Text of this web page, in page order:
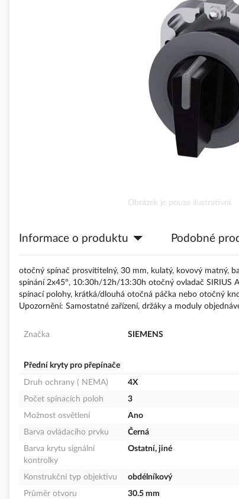
galerie
Obrázek je pouze ilustrativní.
Informace o produktu Podobné
otočný spínač prosvítitelný, 30 mm, kulatý, kovový matný,
spínání 2x45°, 10:30h/12h/13:30h otočný ovladač SIRIUS
spínací polohy, krátká/dlouhá otočná páčka nebo otočný
Upozornění: Samostatné zařízení, držáky a moduly
Značka SIEMENS
Přední kryty pro přepínače
Druh ochrany ( NEMA)
4X
Počet spínacích poloh
3
Možnost osvětlení
Ano
Barva ovládacího prvku
Černá
Barva krytu signální
kontrolky
Ostatní, jiné
Konstrukční typ objektivu
obdélníkový
Průměr otvoru
30.5 mm